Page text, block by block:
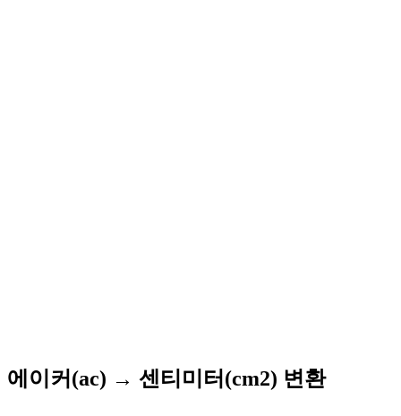
에이커(ac) → 센티미터(cm2) 변환